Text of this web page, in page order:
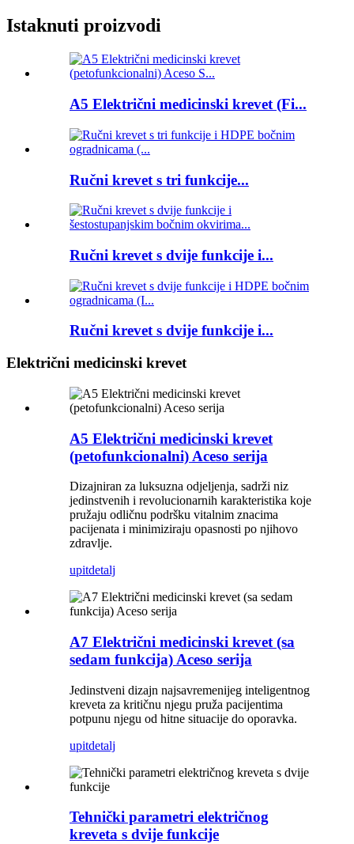
Istaknuti proizvodi
A5 Električni medicinski krevet (Fi...
Ručni krevet s tri funkcije...
Ručni krevet s dvije funkcije i...
Ručni krevet s dvije funkcije i...
Električni medicinski krevet
A5 Električni medicinski krevet
(petofunkcionalni) Aceso serija
Dizajniran za luksuzna odjeljenja, sadrži niz
jedinstvenih i revolucionarnih karakteristika koje
pružaju odličnu podršku vitalnim znacima
pacijenata i minimiziraju opasnosti po njihovo
zdravlje.
upitdetalj
A7 Električni medicinski krevet (sa
sedam funkcija) Aceso serija
Jedinstveni dizajn najsavremenijeg inteligentnog
kreveta za kritičnu njegu pruža pacijentima
potpunu njegu od hitne situacije do oporavka.
upitdetalj
Tehnički parametri električnog
kreveta s dvije funkcije